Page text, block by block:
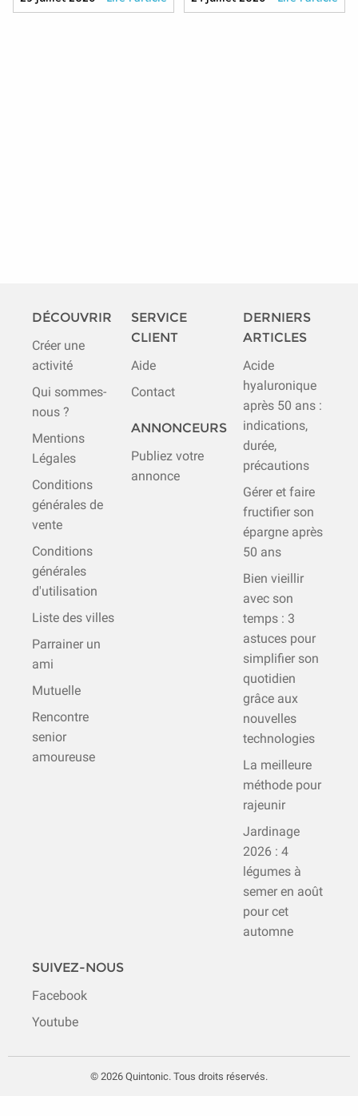
qui ne conduisent plus ?
DÉCOUVRIR
Créer une
activité
Qui sommes-
nous ?
Mentions
Légales
Conditions
générales de
vente
Conditions
générales
d'utilisation
Liste des villes
Parrainer un
ami
Mutuelle
Rencontre
senior
amoureuse
SERVICE
CLIENT
Aide
Contact
ANNONCEURS
Publiez votre
annonce
DERNIERS
ARTICLES
Acide
hyaluronique
après 50 ans :
indications,
durée,
précautions
Gérer et faire
fructifier son
épargne après
50 ans
Bien vieillir
avec son
temps : 3
astuces pour
simplifier son
quotidien
grâce aux
nouvelles
technologies
La meilleure
méthode pour
rajeunir
Jardinage
2026 : 4
légumes à
semer en août
pour cet
automne
SUIVEZ-NOUS
Facebook
Youtube
© 2026 Quintonic. Tous droits réservés.